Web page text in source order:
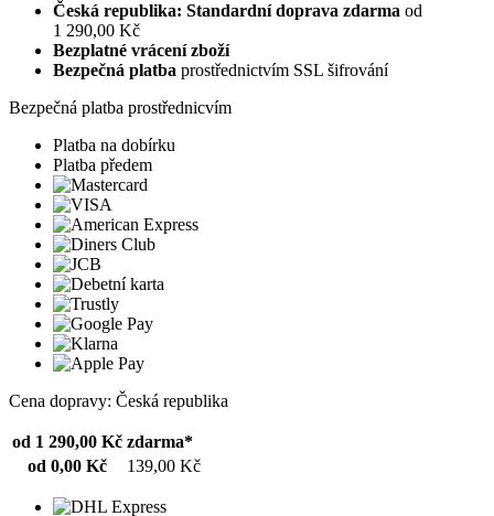
Česká republika: Standardní doprava zdarma od
1 290,00 Kč
Bezplatné vrácení zboží
Bezpečná platba prostřednictvím SSL šifrování
Bezpečná platba prostřednicvím
Platba na dobírku
Platba předem
Cena dopravy: Česká republika
od 1 290,00 Kč zdarma*
od 0,00 Kč
139,00 Kč